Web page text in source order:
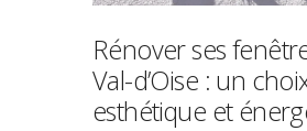
Rénover ses
Val-d’Oise : un
esthétique et